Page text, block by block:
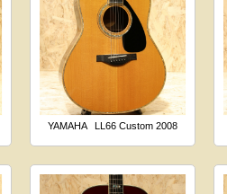
YAMAHA LL66 Custom 2008